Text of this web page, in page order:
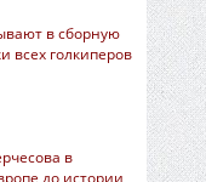
в сборную
всех голкиперов
в
до истории